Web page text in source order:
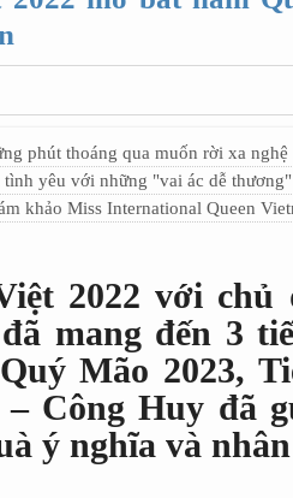
phút thoáng qua muốn rời xa nghệ
yêu với những "vai ác dễ thương"
khảo Miss International Queen
2022 với
mang đến 3
Mão 2023,
Công Huy đã
ý nghĩa và